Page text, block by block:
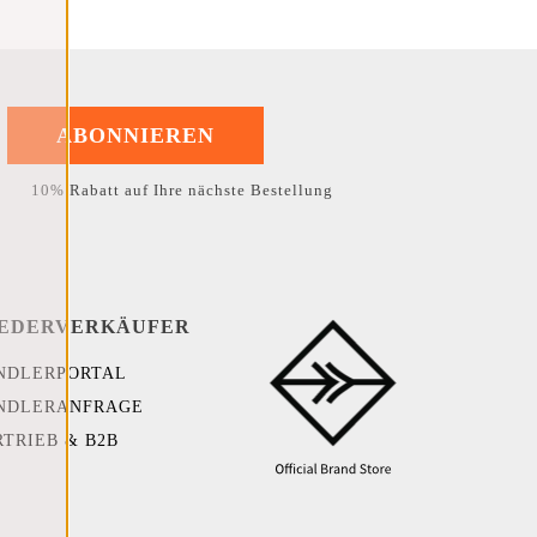
ABONNIEREN
10% Rabatt auf Ihre nächste Bestellung
& B2B